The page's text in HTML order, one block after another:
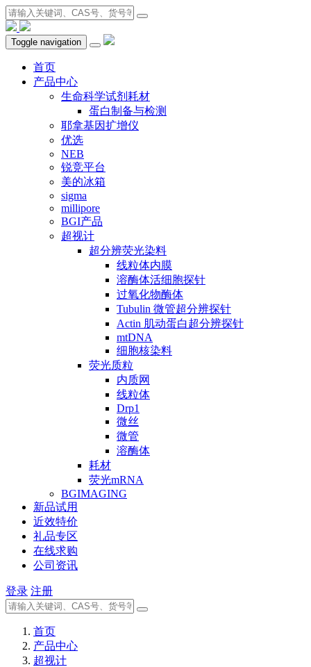
Toggle navigation
首页
产品中心
生命科学试剂耗材
蛋白制备与检测
耶拿基因扩增仪
优选
NEB
锐竞平台
美的冰箱
sigma
millipore
BGI产品
超视计
超分辨荧光染料
线粒体内膜
溶酶体活细胞探针
过氧化物酶体
Tubulin 微管超分辨探针
Actin 肌动蛋白超分辨探针
mtDNA
细胞核染料
荧光质粒
内质网
线粒体
Drp1
微丝
微管
溶酶体
耗材
荧光mRNA
BGIMAGING
新品试用
近效特价
礼品专区
在线求购
公司资讯
登录 注册
首页
产品中心
超视计